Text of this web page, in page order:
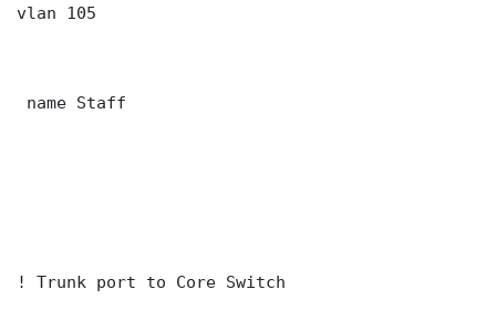
vlan 105
name Staff
! Trunk port to Core Switch